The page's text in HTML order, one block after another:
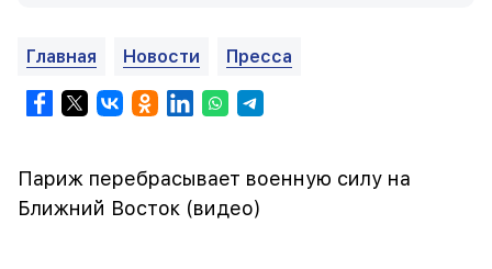
Главная Новости Пресса
Париж перебрасывает военную силу на
Ближний Восток (видео)